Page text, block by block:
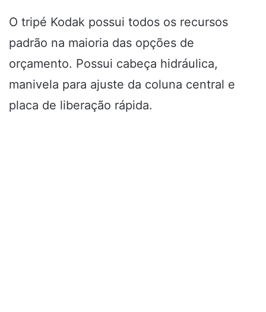
O tripé Kodak possui todos os recursos
padrão na maioria das opções de
orçamento. Possui cabeça hidráulica,
manivela para ajuste da coluna central e
placa de liberação rápida.